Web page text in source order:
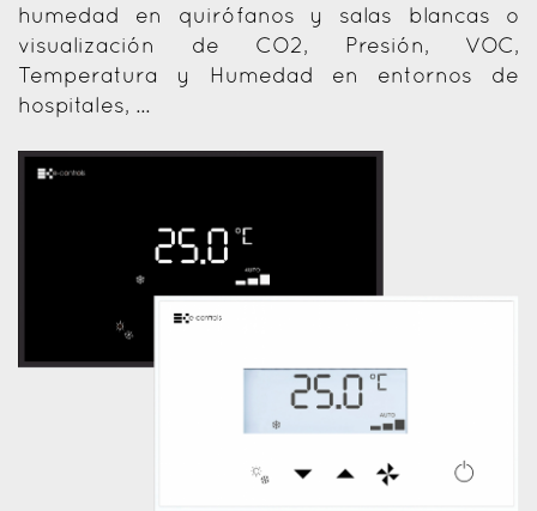
humedad en quirófanos y salas blancas o
visualización de CO2, Presión, VOC,
Temperatura y Humedad en entornos de
hospitales, ...